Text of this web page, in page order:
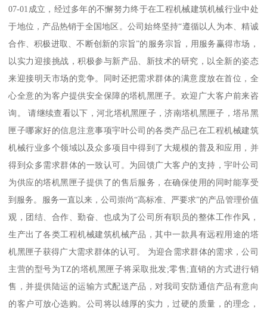
07-01成立，经过多年的不懈努力终于在工程机械建筑机械行业中处
于地位，产品热销于全国地区。公司始终坚持“遵循以人为本、精诚
合作、积极进取、不断创新的宗旨”的服务宗旨，用服务赢得市场，
以实力迎接挑战，积极参与新产品、新技术的研究，以全新的姿态
来迎接明天市场的竞争。同时还把需求群体的满意度放在首位，全
心全意的为客户提供安全保障的塔机黑匣子。欢迎广大客户前来咨
询。 请继续查看以下，河北塔机黑匣子，济南塔机黑匣子，塔吊黑
匣子哪家好的信息注意事项宇叶公司的各类产品已在工程机械建筑
机械行业多个领域以及众多项目中得到了大规模的普及和应用，并
得到众多需求群体的一致认可。为回馈广大客户的支持，宇叶公司
为供应的塔机黑匣子提供了的售后服务，在确保使用的同时能享受
到服务。服务一直以来，公司崇尚“高标准、严要求”的产品管理价值
观，团结、合作、勤奋、也成为了公司所有职员的整体工作作风，
生产出了各类工程机械建筑机械产品，其中一款具有远程用途的塔
机黑匣子获得广大需求群体的认可。 为迎合需求群体的需求，公司
主营的型号为TZ的塔机黑匣子将采取批发;零售;直销的方式进行销
售，并提供陆运的运输方式配送产品，对我司安防通信产品有意向
的客户可放心选购。公司将以雄厚的实力，过硬的质量，的理念，